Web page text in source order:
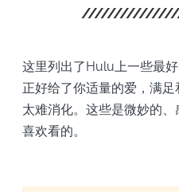
这里列出了Hulu上一些最
正好给了你适量的爱，满
太难消化。这些是微妙的
喜欢看的。